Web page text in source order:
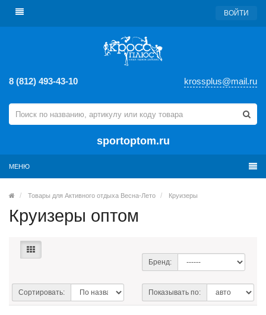
ВОЙТИ
8 (812) 493-43-10 krossplus@mail.ru
sportoptom.ru
МЕНЮ
Товары для Активного отдыха Весна-Лето Круизеры
Круизеры оптом
Бренд:
Сортировать: Показывать по: